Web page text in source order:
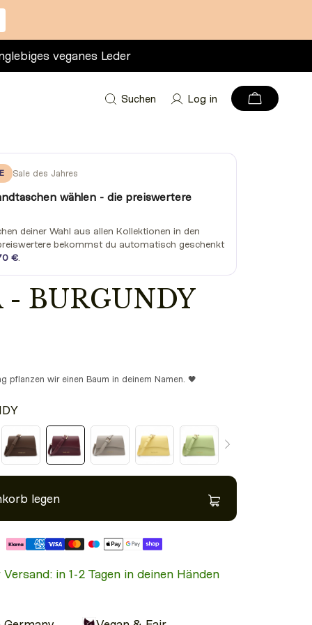
veganes Leder
Suchen Log in
Modelgröße: 1,69m
Sale des Jahres
wählen - die preiswertere
deiner Wahl aus allen Kollektionen in den
bekommst du automatisch geschenkt
€
BURGUNDY
pflanzen wir einen Baum in deinem Namen. 🖤
legen
in 1-2 Tagen in deinen Händen